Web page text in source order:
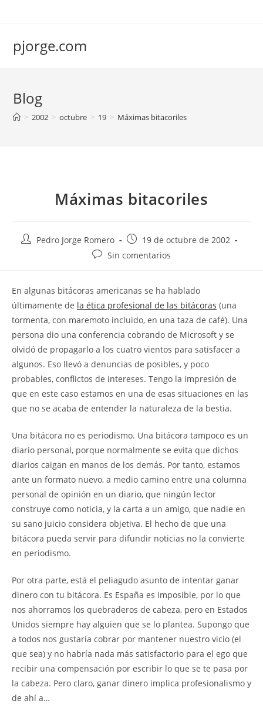
pjorge.com
Blog
> 2002 > octubre > 19 > Máximas bitacoriles
Máximas bitacoriles
AutorPedro Jorge Romero
Publicación
de
19 de octubre de 2002
Comentarios
entrada:
Sin comentarios
En algunas bitácoras americanas se ha hablado
últimamente de la ética profesional de las bitácoras (una
tormenta, con maremoto incluido, en una taza de café). Una
persona dio una conferencia cobrando de Microsoft y se
olvidó de propagarlo a los cuatro vientos para satisfacer a
algunos. Eso llevó a denuncias de posibles, y poco
probables, conflictos de intereses. Tengo la impresión de
que en este caso estamos en una de esas situaciones en las
que no se acaba de entender la naturaleza de la bestia.
Una bitácora no es periodismo. Una bitácora tampoco es un
diario personal, porque normalmente se evita que dichos
diarios caigan en manos de los demás. Por tanto, estamos
ante un formato nuevo, a medio camino entre una columna
personal de opinión en un diario, que ningún lector
construye como noticia, y la carta a un amigo, que nadie en
su sano juicio considera objetiva. El hecho de que una
bitácora pueda servir para difundir noticias no la convierte
en periodismo.
Por otra parte, está el peliagudo asunto de intentar ganar
dinero con tu bitácora. Es España es imposible, por lo que
nos ahorramos los quebraderos de cabeza, pero en Estados
Unidos siempre hay alguien que se lo plantea. Supongo que
a todos nos gustaría cobrar por mantener nuestro vicio (el
que sea) y no habría nada más satisfactorio para el ego que
recibir una compensación por escribir lo que se te pasa por
la cabeza. Pero claro, ganar dinero implica profesionalismo y
de ahí a…